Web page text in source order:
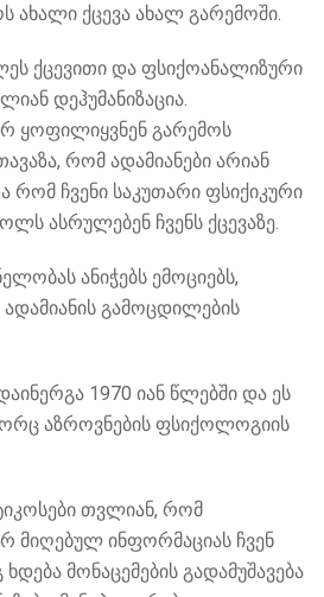
ახალი ქცევა ახალ გარემოში.
ქცევითი და ფსიქოანალიზური
დეჰუმანიზაცია.
ყოფილიყვნენ გარემოს
რომ ადამიანები არიან
რომ ჩვენი საკუთარი ფსიქიკური
ასრულებენ ჩვენს ქცევაზე.
ანიჭებს ემოციებს,
გამოცდილების
1970 იან წლებში და ეს
აზროვნების ფსიქოლოგიის
თვლიან, რომ
მიღებულ ინფორმაციას ჩვენ
მონაცემების გადამუშავება